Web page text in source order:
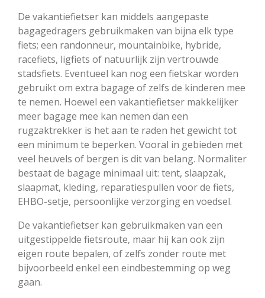
De vakantiefietser kan middels aangepaste
bagagedragers gebruikmaken van bijna elk type
fiets; een randonneur, mountainbike, hybride,
racefiets, ligfiets of natuurlijk zijn vertrouwde
stadsfiets. Eventueel kan nog een fietskar worden
gebruikt om extra bagage of zelfs de kinderen mee
te nemen. Hoewel een vakantiefietser makkelijker
meer bagage mee kan nemen dan een
rugzaktrekker is het aan te raden het gewicht tot
een minimum te beperken. Vooral in gebieden met
veel heuvels of bergen is dit van belang. Normaliter
bestaat de bagage minimaal uit: tent, slaapzak,
slaapmat, kleding, reparatiespullen voor de fiets,
EHBO-setje, persoonlijke verzorging en voedsel.
De vakantiefietser kan gebruikmaken van een
uitgestippelde fietsroute, maar hij kan ook zijn
eigen route bepalen, of zelfs zonder route met
bijvoorbeeld enkel een eindbestemming op weg
gaan.